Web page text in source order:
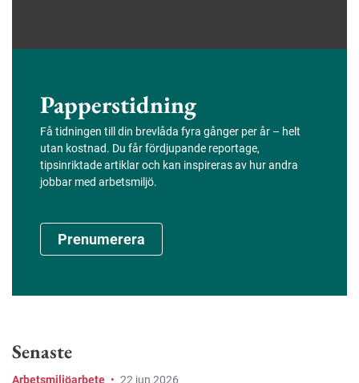
Papperstidning
Få tidningen till din brevlåda fyra gånger per år – helt
utan kostnad. Du får fördjupande reportage,
tipsinriktade artiklar och kan inspireras av hur andra
jobbar med arbetsmiljö.
Prenumerera
Senaste
Arbetsmiljöarbete • 22 jun 2026